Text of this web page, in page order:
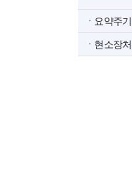
ㆍ요약주기
ㆍ현소장처